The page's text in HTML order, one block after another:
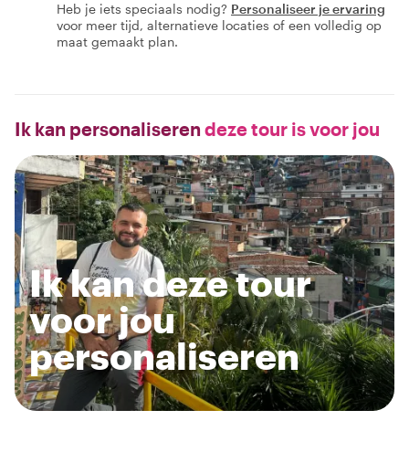
Heb je iets speciaals nodig? Personaliseer je ervaring
voor meer tijd, alternatieve locaties of een volledig op
maat gemaakt plan.
Ik kan personaliseren deze tour is voor jou
Ik kan deze tour
voor jou
personaliseren